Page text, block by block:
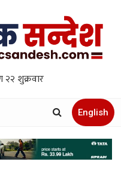
English